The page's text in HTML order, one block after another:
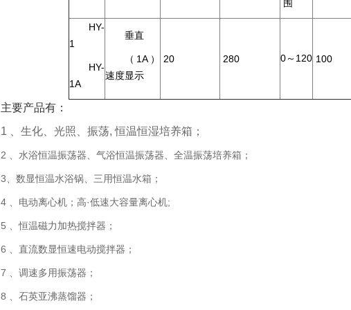
围
HY-
1
HY-
1A
垂直
（1A）
速度显示
20 280 0～120 100
主要产品有：
1 、生化、光照、振荡, 恒温恒湿培养箱；
2 、水浴恒温振荡器、气浴恒温振荡器、全温振荡培养箱；
3、数显恒温水浴锅、三用恒温水箱；
4 、电动离心机；高·低速大容量离心机;
5 、恒温磁力加热搅拌器；
6 、直流数显恒速电动搅拌器；
7 、调速多用振荡器；
8 、石英亚沸蒸馏器；